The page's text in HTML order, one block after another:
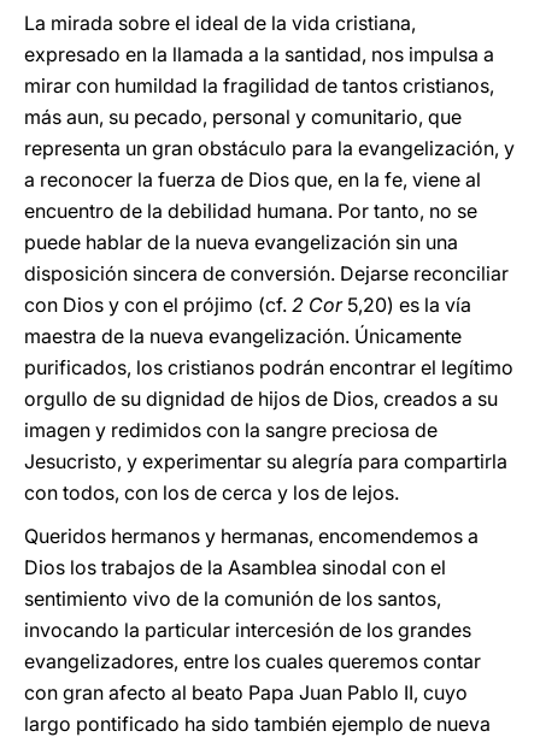
La mirada sobre el ideal de la vida cristiana,
expresado en la llamada a la santidad, nos impulsa a
mirar con humildad la fragilidad de tantos cristianos,
más aun, su pecado, personal y comunitario, que
representa un gran obstáculo para la evangelización, y
a reconocer la fuerza de Dios que, en la fe, viene al
encuentro de la debilidad humana. Por tanto, no se
puede hablar de la nueva evangelización sin una
disposición sincera de conversión. Dejarse reconciliar
con Dios y con el prójimo (cf. 2 Cor5,20) es la vía
maestra de la nueva evangelización. Únicamente
purificados, los cristianos podrán encontrar el legítimo
orgullo de su dignidad de hijos de Dios, creados a su
imagen y redimidos con la sangre preciosa de
Jesucristo, y experimentar su alegría para compartirla
con todos, con los de cerca y los de lejos.
Queridos hermanos y hermanas, encomendemos a
Dios los trabajos de la Asamblea sinodal con el
sentimiento vivo de la comunión de los santos,
invocando la particular intercesión de los grandes
evangelizadores, entre los cuales queremos contar
con gran afecto al beato Papa Juan Pablo II, cuyo
largo pontificado ha sido también ejemplo de nueva